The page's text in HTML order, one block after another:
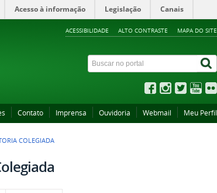
Acesso à informação Legislação Canais
ACESSIBILIDADE ALTO CONTRASTE MAPA DO SITE
Contato Imprensa Ouvidoria Webmail Meu Perfil
COLEGIADA